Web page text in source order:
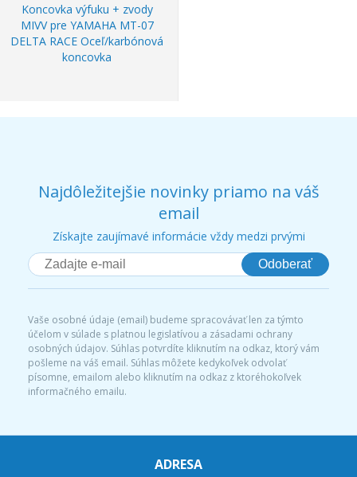
Koncovka výfuku + zvody
MIVV pre YAMAHA MT-07
DELTA RACE Oceľ/karbónová
koncovka
Najdôležitejšie novinky priamo na váš
email
Získajte zaujímavé informácie vždy medzi prvými
Odoberať
Vaše osobné údaje (email) budeme spracovávať len za týmto
účelom v súlade s platnou legislatívou a zásadami ochrany
osobných údajov. Súhlas potvrdíte kliknutím na odkaz, ktorý vám
pošleme na váš email. Súhlas môžete kedykoľvek odvolať
písomne, emailom alebo kliknutím na odkaz z ktoréhokoľvek
informačného emailu.
ADRESA